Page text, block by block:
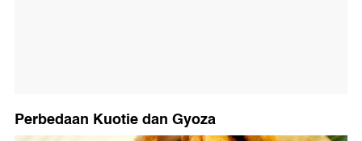
Perbedaan Kuotie dan Gyoza